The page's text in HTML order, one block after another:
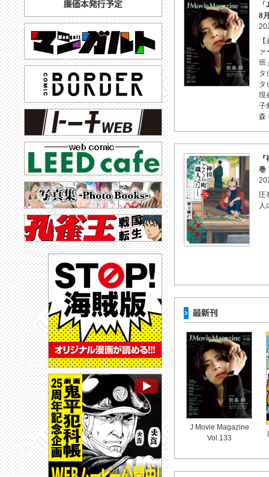
8
ァ
班
タ
タ
現
子
森
巻
圧
人
J Movie Magazine
Vol.133